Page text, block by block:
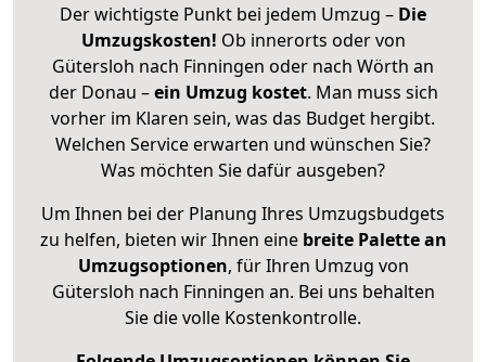
Der wichtigste Punkt bei jedem Umzug – Die
Umzugskosten! Ob innerorts oder von
Gütersloh nach Finningen oder nach Wörth an
der Donau –ein Umzug kostet. Man muss sich
vorher im Klaren sein, was das Budget hergibt.
Welchen Service erwarten und wünschen Sie?
Was möchten Sie dafür ausgeben?
Um Ihnen bei der Planung Ihres Umzugsbudgets
zu helfen, bieten wir Ihnen eine breite Palette an
Umzugsoptionen, für Ihren Umzug von
Gütersloh nach Finningen an. Bei uns behalten
Sie die volle Kostenkontrolle.